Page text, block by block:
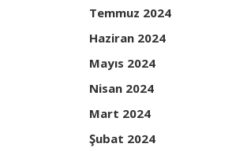
Temmuz 2024
Haziran 2024
Mayıs 2024
Nisan 2024
Mart 2024
Şubat 2024